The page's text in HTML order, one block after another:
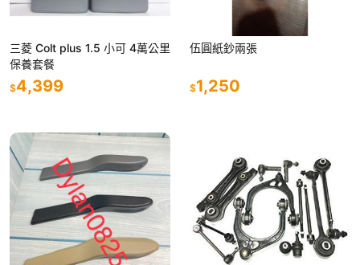
三菱 Colt plus 1.5 小可 4萬公里
保養套餐
$4,399
伍圓紙鈔兩張
$1,250